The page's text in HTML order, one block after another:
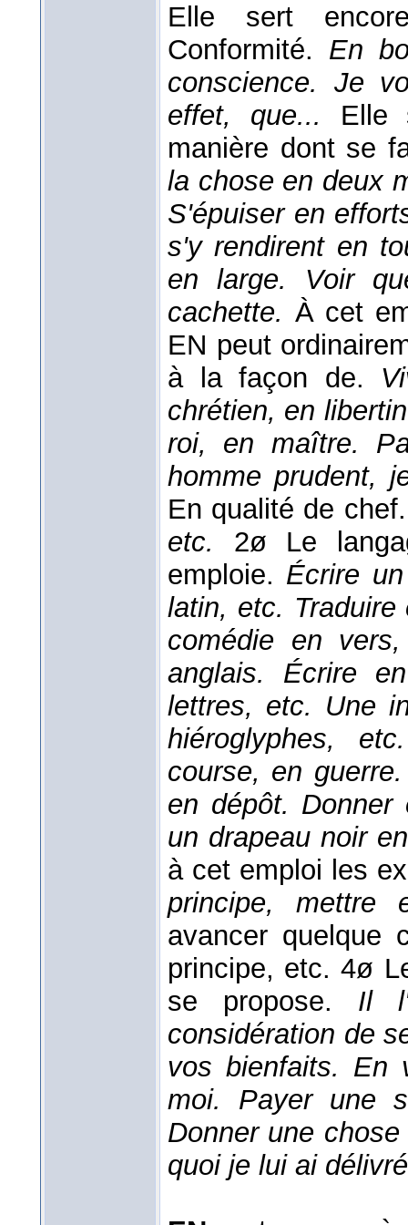
Elle sert
Conformité. En
conscience. Je
effet, que... Elle
manière dont se
la chose en deux
S'épuiser en
s'y rendirent en
en large. Voir
cachette. À cet
EN peut
à la façon de.
chrétien, en
roi, en maître.
homme prudent,
En qualité de
etc. 2ø Le
emploie. Écrire
latin, etc.
comédie en
anglais. Écrire
lettres, etc. Une
hiéroglyphes,
course, en
en dépôt. Donner
un drapeau noir
à cet emploi les
principe,
avancer quelque
principe, etc. 4ø
se propose. Il
considération de
vos bienfaits. En
moi. Payer une
Donner une
quoi je lui ai